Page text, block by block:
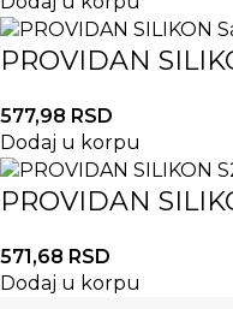
PROVIDAN
577,98 RSD
Dodaj u korpu
PROVIDAN
571,68 RSD
Dodaj u korpu